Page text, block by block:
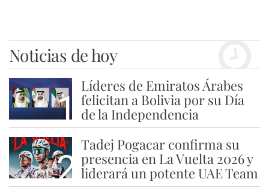
Noticias de hoy
1
Líderes de Emiratos Árabes
felicitan a Bolivia por su Día
de la Independencia
2
Tadej Pogacar confirma su
presencia en La Vuelta 2026 y
liderará un potente UAE Team